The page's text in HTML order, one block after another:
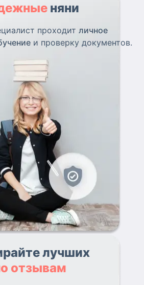
няни
проходит личное
и проверку документов.
лучших
отзывам